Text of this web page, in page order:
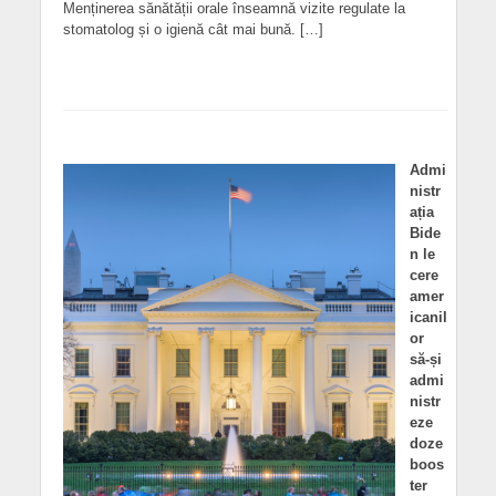
Menținerea sănătății orale înseamnă vizite regulate la
stomatolog și o igienă cât mai bună. […]
Admi
nistr
ația
Bide
n le
cere
amer
icanil
or
să-și
admi
nistr
eze
doze
boos
ter